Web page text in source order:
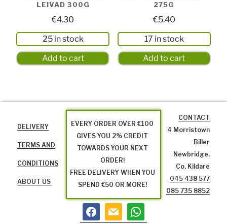
LEIVAD 300G
€4.30
25 in stock
Add to cart
275G
€5.40
17 in stock
Add to cart
DELIVERY
TERMS AND
CONDITIONS
ABOUT US
EVERY ORDER OVER €100
GIVES YOU 2% CREDIT
TOWARDS YOUR NEXT
ORDER!
FREE DELIVERY WHEN YOU
SPEND €50 OR MORE!
CONTACT
4 Morristown
Biller
Newbridge,
Co. Kildare
045 438 577
085 735 8852